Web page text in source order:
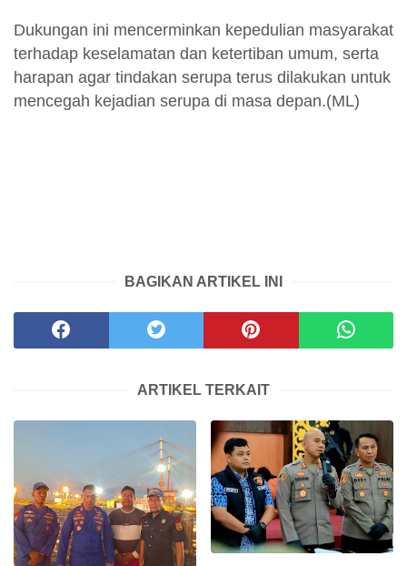
Dukungan ini mencerminkan kepedulian masyarakat
terhadap keselamatan dan ketertiban umum, serta
harapan agar tindakan serupa terus dilakukan untuk
mencegah kejadian serupa di masa depan.(ML)
BAGIKAN ARTIKEL INI
ARTIKEL TERKAIT